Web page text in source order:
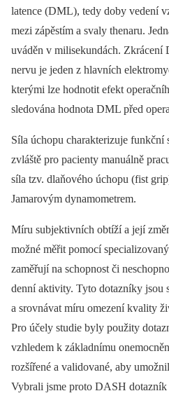
latence (DML), tedy doby vedení
mezi zápěstím a svaly thenaru.
uváděn v milisekundách. Zkrácení
nervu je jeden z hlavních
kterými lze hodnotit efekt
sledována hodnota DML před
Síla úchopu charakterizuje funkční
zvláště pro pacienty manuálně
síla tzv. dlaňového úchopu (fist
Jamarovým dynamometrem.
Míru subjektivních obtíží a její
možné měřit pomocí
zaměřují na schopnost či
denní aktivity. Tyto dotazníky jsou
a srovnávat míru omezení kvality
Pro účely studie byly použity
vzhledem k základnímu
rozšířené a validované, aby
Vybrali jsme proto DASH